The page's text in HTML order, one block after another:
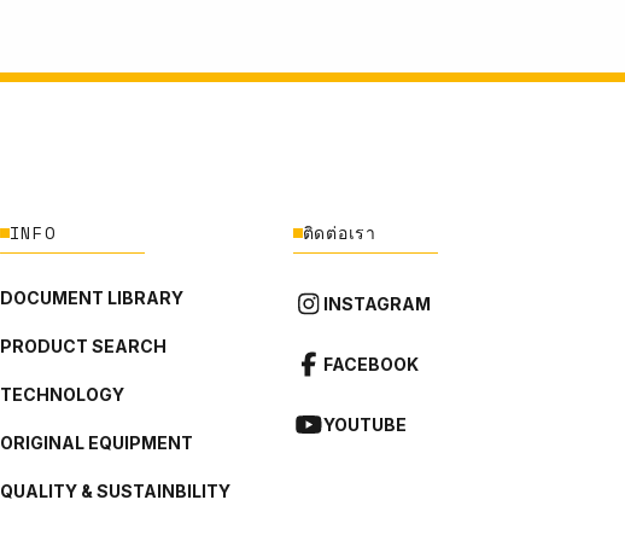
INFO
DOCUMENT LIBRARY
PRODUCT SEARCH
TECHNOLOGY
ORIGINAL EQUIPMENT
QUALITY & SUSTAINBILITY
ติดต่อเรา
INSTAGRAM
FACEBOOK
YOUTUBE